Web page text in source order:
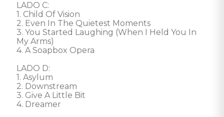
LADO C:
1. Child Of Vision
2. Even In The Quietest Moments
3. You Started Laughing (When I Held You In
My Arms)
4. A Soapbox Opera
LADO D:
1. Asylum
2. Downstream
3. Give A Little Bit
4. Dreamer